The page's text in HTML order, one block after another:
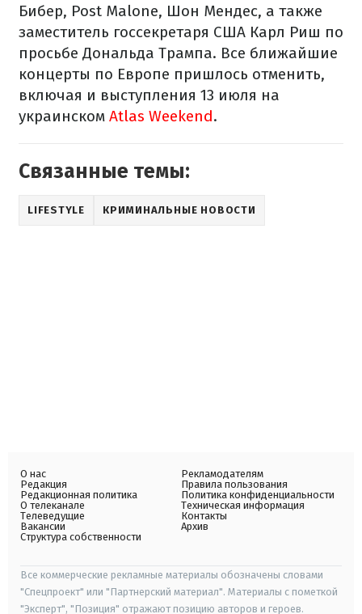
Бибер, Post Malone, Шон Мендес, а также
заместитель госсекретаря США Карл Риш по
просьбе Дональда Трампа. Все ближайшие
концерты по Европе пришлось отменить,
включая и выступления 13 июля на
украинском Atlas Weekend.
Связанные темы:
LIFESTYLE КРИМИНАЛЬНЫЕ НОВОСТИ
О нас
Редакция
Редакционная политика
О телеканале
Телеведущие
Вакансии
Структура собственности
Рекламодателям
Правила пользования
Политика конфиденциальности
Техническая информация
Контакты
Архив
Все коммерческие рекламные материалы обозначены словами
"Спецпроект" или "Партнерский материал". Материалы с пометкой
"Эксперт", "Позиция" отражают позицию авторов и героев.